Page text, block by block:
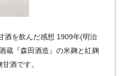
酒を飲んだ感想 1909年(明治
蔵『森田酒造』の米麹と紅麹
酒です。